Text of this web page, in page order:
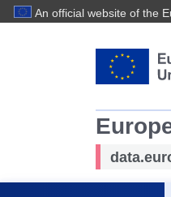
An official website of the